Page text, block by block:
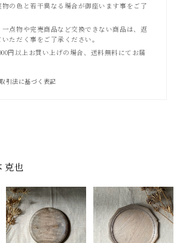
の色と若干異なる場合が御座います事をご了
点物や完売商品など交換できない商品は、返
ただく事をご了承ください。
円以上お買い上げの場合、送料無料にてお届
引法に基づく表記
克也